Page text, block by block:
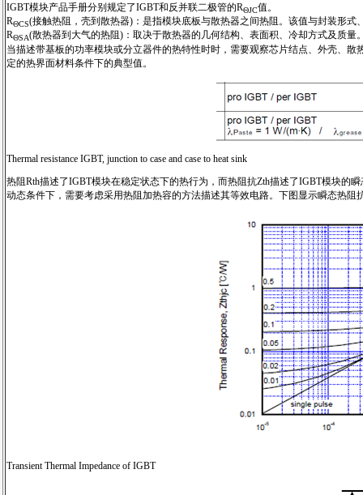
IGBT模块产品手册分别规定了IGBT和反并联二极管的RΘJC值。
RΘCS(接触热阻，壳到散热器)：是指模块底板与散热器之间热阻。该值与封装形
RΘSA(散热器到大气的热阻)：取决于散热器的几何结构、表面积、冷却方式及质量
当描述带基板的功率模块或分立器件的热特性时时，需要观察芯片结点、外壳、
定的热界面材料条件下的典型值。
Thermal resistance IGBT, junction to case and case to heat sink
热阻Rth描述了IGBT模块在稳定状态下的热行为，而热阻抗Zth描述了IGBT模块的
动态条件下，需要考虑采用热阻加热容的方法描述其等效电路。下图显示瞬态热阻
Transient Thermal Impedance of IGBT